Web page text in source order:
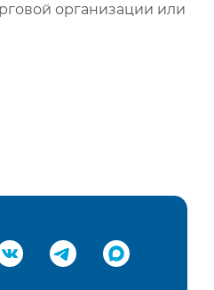
организации или